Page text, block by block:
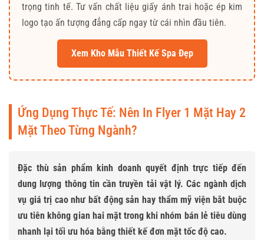
trọng tinh tế. Tư vấn chất liệu giấy ánh trai hoặc ép kim
logo tạo ấn tượng đẳng cấp ngay từ cái nhìn đầu tiên.
Xem Kho Mẫu Thiết Kế Spa Đẹp
Ứng Dụng Thực Tế: Nên In Flyer 1 Mặt Hay 2
Mặt Theo Từng Ngành?
Đặc thù sản phẩm kinh doanh quyết định trực tiếp đến
dung lượng thông tin cần truyền tải vật lý. Các ngành dịch
vụ giá trị cao như bất động sản hay thẩm mỹ viện bắt buộc
ưu tiên không gian hai mặt trong khi nhóm bán lẻ tiêu dùng
nhanh lại tối ưu hóa bằng thiết kế đơn mặt tốc độ cao.